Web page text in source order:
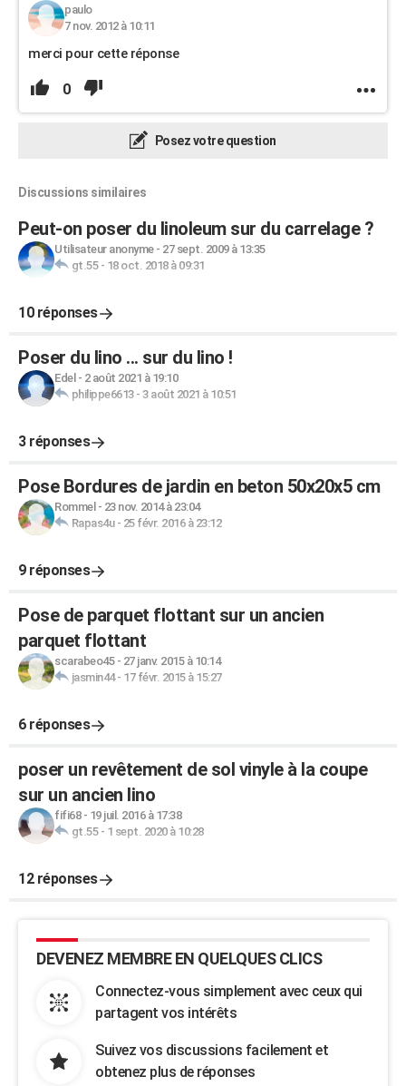
paulo
7 nov. 2012 à 10:11
merci pour cette réponse
0
Posez votre question
Discussions similaires
Peut-on poser du linoleum sur du carrelage ?
Utilisateur anonyme- 27 sept. 2009 à 13:35
gt.55- 18 oct. 2018 à 09:31
10 réponses
Poser du lino ... sur du lino !
Edel - 2 août 2021 à 19:10
philippe6613- 3 août 2021 à 10:51
3 réponses
Pose Bordures de jardin en beton 50x20x5 cm
Rommel - 23 nov. 2014 à 23:04
Rapas4u- 25 févr. 2016 à 23:12
9 réponses
Pose de parquet flottant sur un ancien
parquet flottant
scarabeo45- 27 janv. 2015 à 10:14
jasmin44- 17 févr. 2015 à 15:27
6 réponses
poser un revêtement de sol vinyle à la coupe
sur un ancien lino
fifi68- 19 juil. 2016 à 17:38
gt.55- 1 sept. 2020 à 10:28
12 réponses
DEVENEZ MEMBRE EN QUELQUES CLICS
Connectez-vous simplement avec ceux qui
partagent vos intérêts
Suivez vos discussions facilement et
obtenez plus de réponses